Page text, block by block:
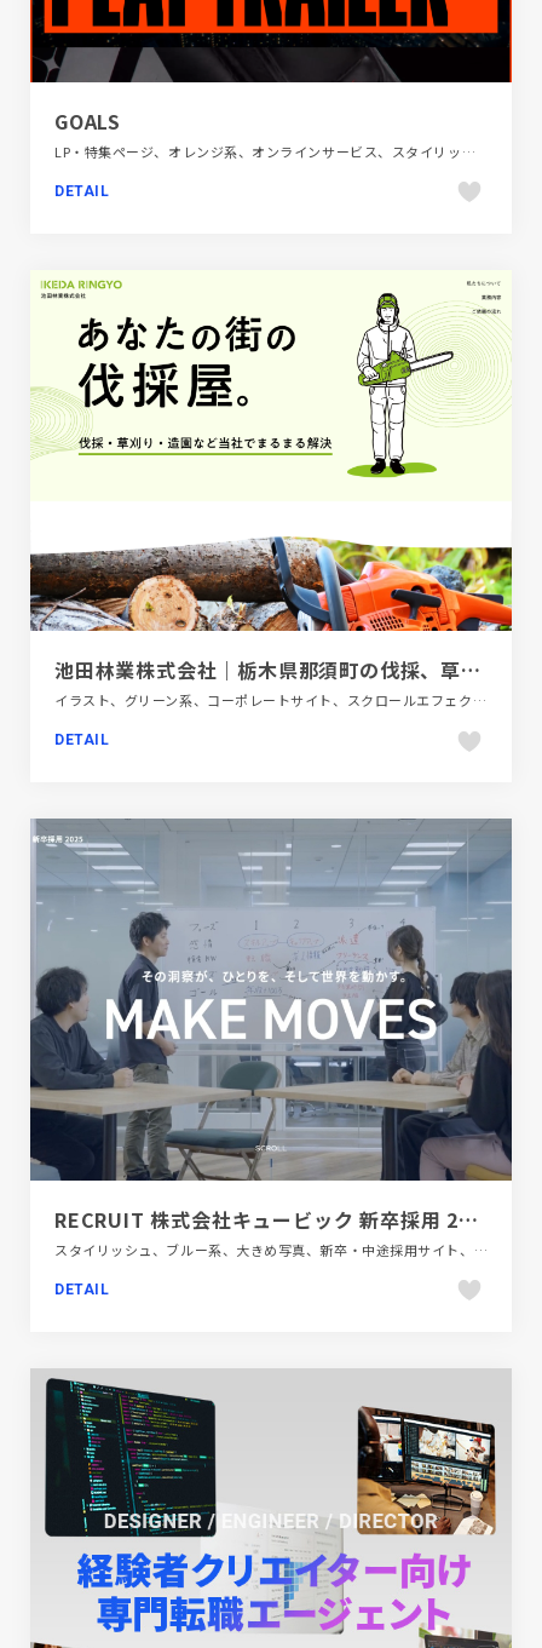
GOALS
LP・特集ページ、オレンジ系、オンラインサービス、スタイリッシュ、スポーツ・アウトドア、タイポグラフィー、ダイナミック、テクノロジー・サイエンス、フラットデザイン、ブラック系 、ポップ、モーション多め、動画が流れる、海外サイト
DETAIL
池田林業株式会社｜栃木県那須町の伐採、草刈り、造園
イラスト、グリーン系、コーポレートサイト、スクロールエフェクト、ナチュラル、ホワイト系、大きめ写真、第一次産業・SDGs・地方創生、金融・法律・人材・専門職
DETAIL
RECRUIT 株式会社キュービック 新卒採用 2025
スタイリッシュ、ブルー系、大きめ写真、新卒・中途採用サイト、金融・法律・人材・専門職
DETAIL